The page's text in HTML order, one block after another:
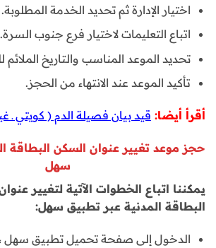
اختيار الإدارة ثم تحديد الخدمة المطلوبة.
اتباع التعليمات لاختيار فرع جنوب السرة.
تحديد الموعد المناسب والتاريخ الملائم
تأكيد الموعد عند الانتهاء من الحجز.
أقرأ أيضا: قيد بيان فصيلة الدم ( كويتي ـ
حجز موعد تغيير عنوان السكن البطاقة
سهل
يمكننا اتباع الخطوات الآتية لتغيير
البطاقة المدنية عبر تطبيق سهل:
الدخول إلى صفحة تحميل تطبيق سهل